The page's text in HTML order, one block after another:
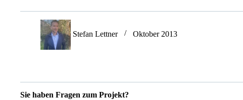
Stefan Lettner Oktober 2013
Sie haben Fragen zum Projekt?